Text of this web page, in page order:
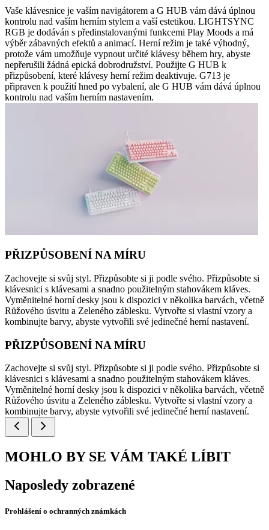
Vaše klávesnice je vaším navigátorem a G HUB vám dává úplnou
kontrolu nad vaším herním stylem a vaší estetikou. LIGHTSYNC
RGB je dodáván s předinstalovanými funkcemi Play Moods a má
výběr zábavných efektů a animací. Herní režim je také výhodný,
protože vám umožňuje vypnout určité klávesy během hry, abyste
nepřerušili žádná epická dobrodružství. Použijte G HUB k
přizpůsobení, které klávesy herní režim deaktivuje. G713 je
připraven k použití hned po vybalení, ale G HUB vám dává úplnou
kontrolu nad vaším herním nastavením.
PŘIZPŮSOBENÍ NA MÍRU
Zachovejte si svůj styl. Přizpůsobte si ji podle svého. Přizpůsobte si
klávesnici s klávesami a snadno použitelným stahovákem kláves.
Vyměnitelné horní desky jsou k dispozici v několika barvách, včetně
Růžového úsvitu a Zeleného záblesku. Vytvořte si vlastní vzory a
kombinujte barvy, abyste vytvořili své jedinečné herní nastavení.
PŘIZPŮSOBENÍ NA MÍRU
Zachovejte si svůj styl. Přizpůsobte si ji podle svého. Přizpůsobte si
klávesnici s klávesami a snadno použitelným stahovákem kláves.
Vyměnitelné horní desky jsou k dispozici v několika barvách, včetně
Růžového úsvitu a Zeleného záblesku. Vytvořte si vlastní vzory a
kombinujte barvy, abyste vytvořili své jedinečné herní nastavení.
MOHLO BY SE VÁM TAKÉ LÍBIT
Naposledy zobrazené
Prohlášení o ochranných známkách